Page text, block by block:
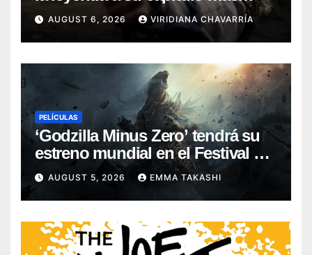
oscuro (Reseña)
AUGUST 6, 2026 VIRIDIANA CHAVARRÍA
PELÍCULAS
‘Godzilla Minus Zero’ tendrá su
estreno mundial en el Festival de
Cine de Nueva York
AUGUST 5, 2026 EMMA TAKASHI